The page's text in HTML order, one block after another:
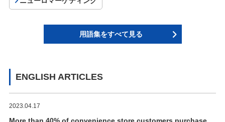
用語集をすべて見る
ENGLISH ARTICLES
2023.04.17